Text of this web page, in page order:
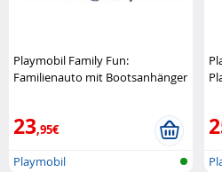
Playmobil Family Fun:
Familienauto mit Bootsanhänger
23,95€
Playmobil